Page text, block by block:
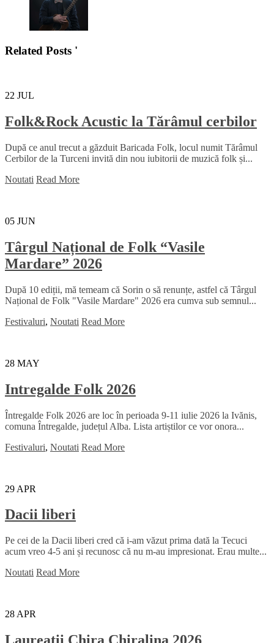
Related Posts '
22 JUL
Folk&Rock Acustic la Tărâmul cerbilor
După ce anul trecut a găzduit Baricada Folk, locul numit Tărâmul
Cerbilor de la Turceni invită din nou iubitorii de muzică folk și...
Noutati Read More
05 JUN
Târgul Național de Folk “Vasile
Mardare” 2026
După 10 ediții, mă temeam că Sorin o să renunțe, astfel că Târgul
Național de Folk "Vasile Mardare" 2026 era cumva sub semnul...
Festivaluri, Noutati Read More
28 MAY
Intregalde Folk 2026
Întregalde Folk 2026 are loc în perioada 9-11 iulie 2026 la Ivănis,
comuna Întregalde, județul Alba. Lista artiștilor ce vor onora...
Festivaluri, Noutati Read More
29 APR
Dacii liberi
Pe cei de la Dacii liberi cred că i-am văzut prima dată la Tecuci
acum vreo 4-5 ani și recunosc că nu m-au impresionat. Erau multe...
Noutati Read More
28 APR